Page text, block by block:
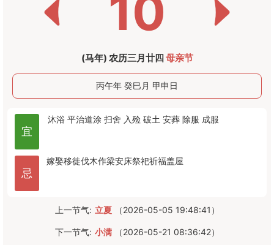
(马年) 农历三月廿四母亲节
丙午年 癸巳月 甲申日
宜
沐浴 平治道涂 扫舍 入殓 破土 安葬 除服 成服
忌
嫁娶移徙伐木作梁安床祭祀祈福盖屋
上一节气: 立夏 （2026-05-05 19:48:41）
下一节气: 小满 （2026-05-21 08:36:42）